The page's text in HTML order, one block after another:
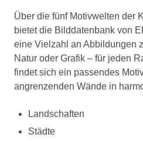
Über die fünf Motivwelten der
bietet die Bilddatenbank von
eine Vielzahl an Abbildungen
Natur oder Grafik – für jeden
findet sich ein passendes
angrenzenden Wände in
Landschaften
Städte